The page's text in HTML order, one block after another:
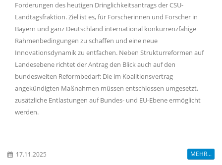
Forderungen des heutigen Dringlichkeitsantrags der CSU-
Landtagsfraktion. Ziel ist es, für Forscherinnen und Forscher in
Bayern und ganz Deutschland international konkurrenzfähige
Rahmenbedingungen zu schaffen und eine neue
Innovationsdynamik zu entfachen. Neben Strukturreformen auf
Landesebene richtet der Antrag den Blick auch auf den
bundesweiten Reformbedarf: Die im Koalitionsvertrag
angekündigten Maßnahmen müssen entschlossen umgesetzt,
zusätzliche Entlastungen auf Bundes- und EU-Ebene ermöglicht
werden.
17.11.2025 MEHR...